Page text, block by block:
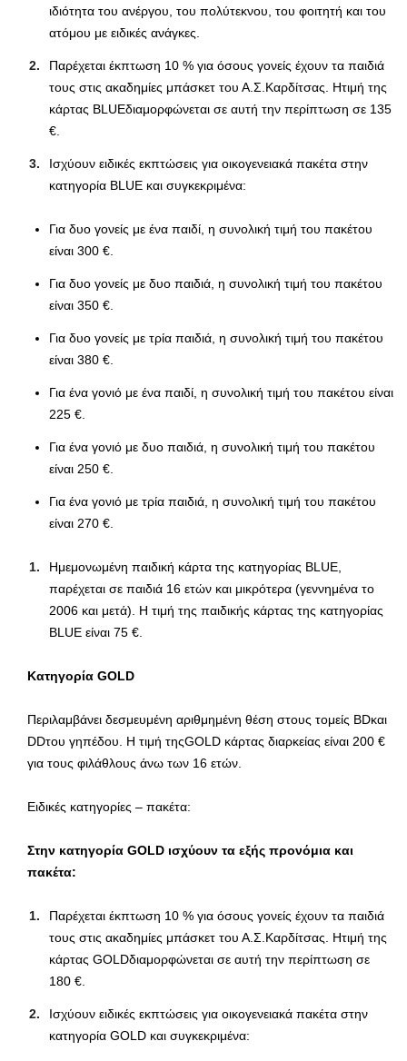
ιδιότητα του ανέργου, του πολύτεκνου, του φοιτητή και του
ατόμου με ειδικές ανάγκες.
Παρέχεται έκπτωση 10 % για όσους γονείς έχουν τα παιδιά
τους στις ακαδημίες μπάσκετ του Α.Σ.Καρδίτσας. Hτιμή της
κάρτας BLUEδιαμορφώνεται σε αυτή την περίπτωση σε 135
€.
Ισχύουν ειδικές εκπτώσεις για οικογενειακά πακέτα στην
κατηγορία BLUE και συγκεκριμένα:
Για δυο γονείς με ένα παιδί, η συνολική τιμή του πακέτου
είναι 300 €.
Για δυο γονείς με δυο παιδιά, η συνολική τιμή του πακέτου
είναι 350 €.
Για δυο γονείς με τρία παιδιά, η συνολική τιμή του πακέτου
είναι 380 €.
Για ένα γονιό με ένα παιδί, η συνολική τιμή του πακέτου είναι
225 €.
Για ένα γονιό με δυο παιδιά, η συνολική τιμή του πακέτου
είναι 250 €.
Για ένα γονιό με τρία παιδιά, η συνολική τιμή του πακέτου
είναι 270 €.
Hμεμονωμένη παιδική κάρτα της κατηγορίας BLUE,
παρέχεται σε παιδιά 16 ετών και μικρότερα (γεννημένα το
2006 και μετά). Η τιμή της παιδικής κάρτας της κατηγορίας
BLUE είναι 75 €.
Κατηγορία GOLD
Περιλαμβάνει δεσμευμένη αριθμημένη θέση στους τομείς BDκαι
DDτου γηπέδου. Η τιμή τηςGOLD κάρτας διαρκείας είναι 200 €
για τους φιλάθλους άνω των 16 ετών.
Ειδικές κατηγορίες – πακέτα:
Στην κατηγορία GOLD ισχύουν τα εξής προνόμια και
πακέτα:
Παρέχεται έκπτωση 10 % για όσους γονείς έχουν τα παιδιά
τους στις ακαδημίες μπάσκετ του Α.Σ.Καρδίτσας. Hτιμή της
κάρτας GOLDδιαμορφώνεται σε αυτή την περίπτωση σε
180 €.
Ισχύουν ειδικές εκπτώσεις για οικογενειακά πακέτα στην
κατηγορία GOLD και συγκεκριμένα: